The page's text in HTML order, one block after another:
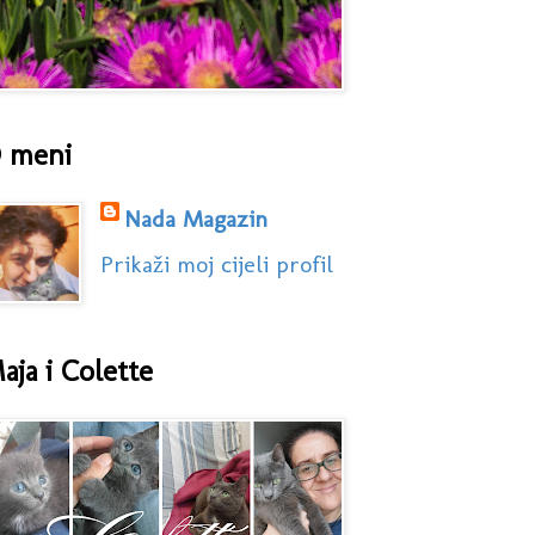
meni
Nada Magazin
Prikaži moj cijeli profil
i Colette